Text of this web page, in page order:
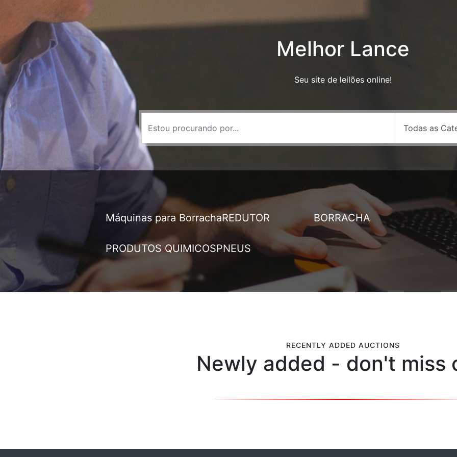
Melhor Lance
Seu site de leilões online!
Máquinas para BorrachaREDUTOR BORRACHA
PRODUTOS QUIMICOSPNEUS
RECENTLY ADDED AUCTIONS
Newly added - don't miss